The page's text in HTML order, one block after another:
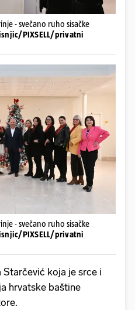
- svečano ruho sisačke
PIXSELL/privatni
- svečano ruho sisačke
PIXSELL/privatni
koja je srce i
hrvatske baštine